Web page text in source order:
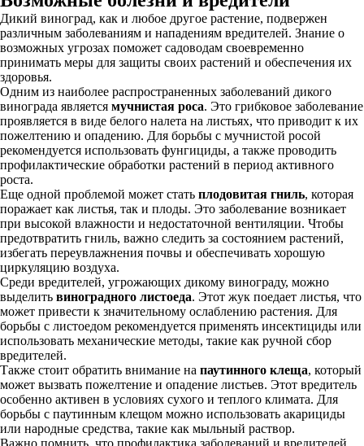
Дикий виноград, как и любое другое растение, подвержен
различным заболеваниям и нападениям вредителей. Знание о
возможных угрозах поможет садоводам своевременно
принимать меры для защиты своих растений и обеспечения их
здоровья.
Одним из наиболее распространенных заболеваний дикого
винограда является мучнистая роса. Это грибковое заболевание
проявляется в виде белого налета на листьях, что приводит к их
пожелтению и опадению. Для борьбы с мучнистой росой
рекомендуется использовать фунгициды, а также проводить
профилактические обработки растений в период активного
роста.
Еще одной проблемой может стать плодовитая гниль, которая
поражает как листья, так и плоды. Это заболевание возникает
при высокой влажности и недостаточной вентиляции. Чтобы
предотвратить гниль, важно следить за состоянием растений,
избегать переувлажнения почвы и обеспечивать хорошую
циркуляцию воздуха.
Среди вредителей, угрожающих дикому винограду, можно
выделить виноградного листоеда. Этот жук поедает листья, что
может привести к значительному ослаблению растения. Для
борьбы с листоедом рекомендуется применять инсектициды или
использовать механические методы, такие как ручной сбор
вредителей.
Также стоит обратить внимание на паутинного клеща, который
может вызвать пожелтение и опадение листьев. Этот вредитель
особенно активен в условиях сухого и теплого климата. Для
борьбы с паутинным клещом можно использовать акарициды
или народные средства, такие как мыльный раствор.
Важно помнить, что профилактика заболеваний и вредителей